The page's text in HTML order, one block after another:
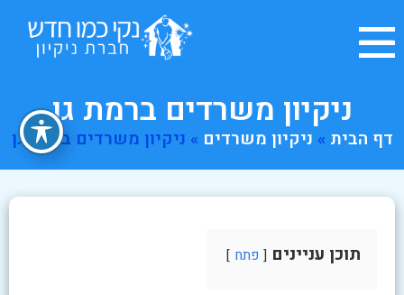
ניקיון משרדים ברמת גן
דף הבית » ניקיון משרדים » ניקיון משרדים ברמת גן
תוכן עניינים פתח